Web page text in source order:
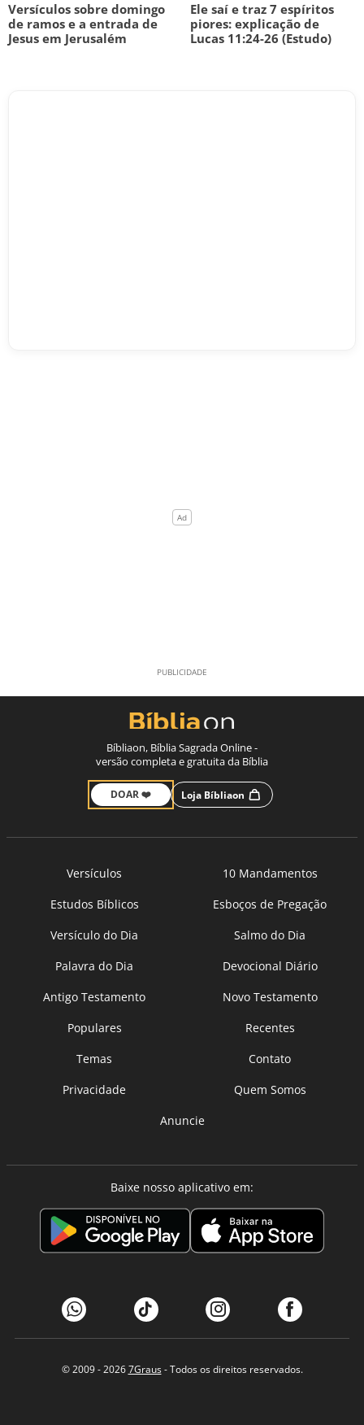
Versículos sobre domingo
de ramos e a entrada de
Jesus em Jerusalém
Ele saí e traz 7 espíritos
piores: explicação de
Lucas 11:24-26 (Estudo)
Bíbliaon, Bíblia Sagrada Online -
versão completa e gratuita da Bíblia
DOAR ❤️ Loja Bíbliaon
Versículos
10 Mandamentos
Estudos Bíblicos
Esboços de Pregação
Versículo do Dia
Salmo do Dia
Palavra do Dia
Devocional Diário
Antigo Testamento
Novo Testamento
Populares
Recentes
Temas
Contato
Privacidade
Quem Somos
Anuncie
Baixe nosso aplicativo em:
© 2009 - 20267Graus- Todos os direitos reservados.